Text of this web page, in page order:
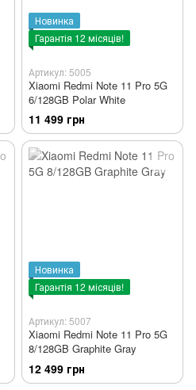
Новинка
Гарантія 12 місяців!
Артикул: 5005
Xiaomi Redmi Note 11 Pro 5G
6/128GB Polar White
11 499 грн
Новинка
Гарантія 12 місяців!
Артикул: 5007
Xiaomi Redmi Note 11 Pro 5G
8/128GB Graphite Gray
12 499 грн